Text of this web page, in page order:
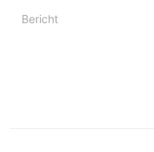
Bericht